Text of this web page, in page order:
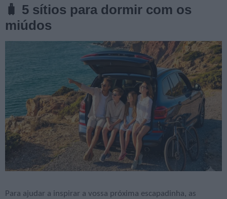
🧳 5 sítios para dormir com os
miúdos
Para ajudar a inspirar a vossa próxima escapadinha, as